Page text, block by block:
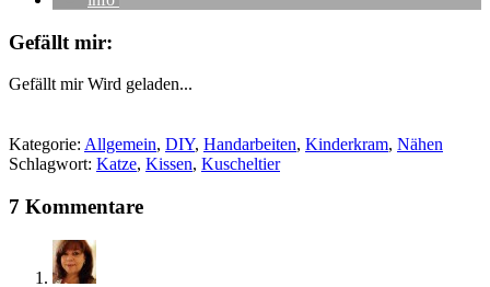
Gefällt mir:
Gefällt mir Wird geladen...
Kategorie: Allgemein, DIY, Handarbeiten, Kinderkram, Nähen
Schlagwort: Katze, Kissen, Kuscheltier
7 Kommentare